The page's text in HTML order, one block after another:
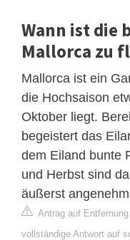
Wann ist die
Mallorca zu
Mallorca ist ein
die Hochsaison
Oktober liegt.
begeistert das
dem Eiland bunte
und Herbst sind
äußerst
Antrag auf
vollständige Antwort auf